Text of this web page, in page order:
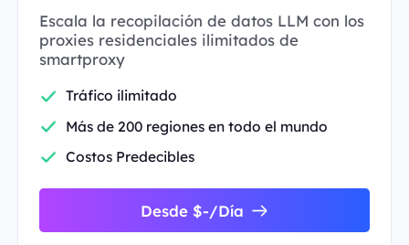
Escala la recopilación de datos LLM con los
proxies residenciales ilimitados de
smartproxy
Tráfico ilimitado
Más de 200 regiones en todo el mundo
Costos Predecibles
Desde $-/Día